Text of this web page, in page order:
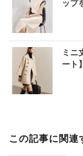
ップ
ミニ
ート
この記事に関連